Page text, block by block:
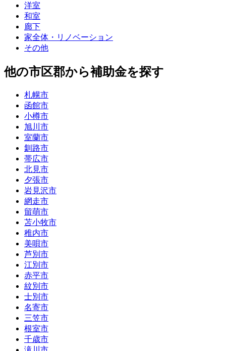
洋室
和室
廊下
家全体・リノベーション
その他
他の市区郡から補助金を探す
札幌市
函館市
小樽市
旭川市
室蘭市
釧路市
帯広市
北見市
夕張市
岩見沢市
網走市
留萌市
苫小牧市
稚内市
美唄市
芦別市
江別市
赤平市
紋別市
士別市
名寄市
三笠市
根室市
千歳市